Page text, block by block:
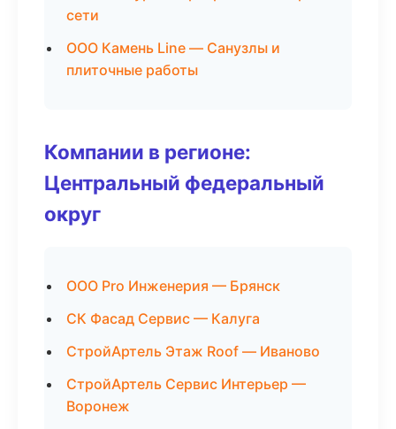
сети
ООО Камень Line — Санузлы и
плиточные работы
Компании в регионе:
Центральный федеральный
округ
ООО Pro Инженерия — Брянск
СК Фасад Сервис — Калуга
СтройАртель Этаж Roof — Иваново
СтройАртель Сервис Интерьер —
Воронеж